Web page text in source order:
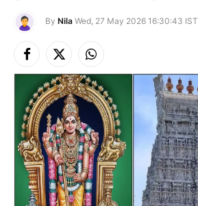
By Nila Wed, 27 May 2026 16:30:43 IST
Facebook
X
(Twitter)
Instagram